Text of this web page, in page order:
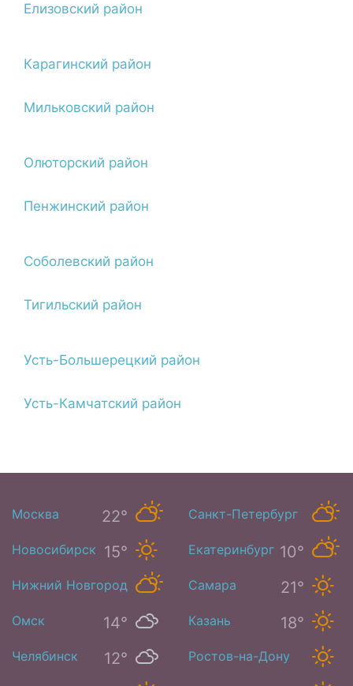
Елизовский район
Карагинский район
Мильковский район
Олюторский район
Пенжинский район
Соболевский район
Тигильский район
Усть-Большерецкий район
Усть-Камчатский район
Москва 22° Санкт-Петербург
16°
Новосибирск 15° Екатеринбург 10°
Нижний Новгород
19°
Самара 21°
Омск 14° Казань 18°
Челябинск 12° Ростов-на-Дону